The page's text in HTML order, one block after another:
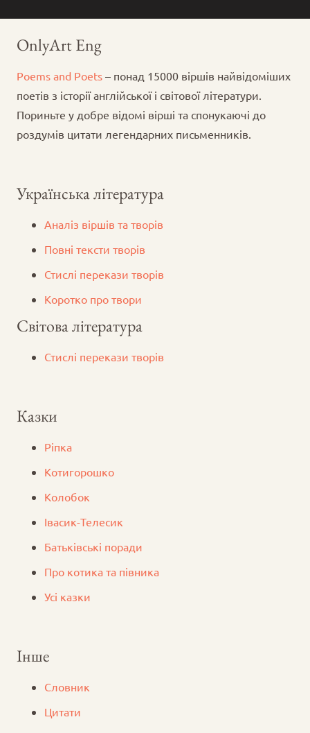
OnlyArt Eng
Poems and Poets – понад 15000 віршів найвідоміших
поетів з історії англійської і світової літератури.
Пориньте у добре відомі вірші та спонукаючі до
роздумів цитати легендарних письменників.
Українська література
Аналіз віршів та творів
Повні тексти творів
Стислі перекази творів
Коротко про твори
Світова література
Стислі перекази творів
Казки
Ріпка
Котигорошко
Колобок
Iвасик-Телесик
Батьківські поради
Про котика та півника
Усі казки
Інше
Словник
Цитати